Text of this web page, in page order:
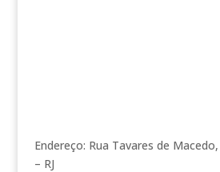
Endereço: Rua Tavares de
– RJ